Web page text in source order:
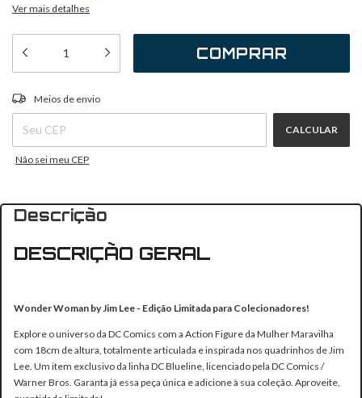
Ver mais detalhes
Entregas para o CEP:
Meios de envio
CALCULAR
Não sei meu CEP
Descrição
DESCRIÇÃO GERAL
Wonder Woman by Jim Lee - Edição Limitada para Colecionadores!
Explore o universo da DC Comics com a Action Figure da Mulher Maravilha
com 18cm de altura, totalmente articulada e inspirada nos quadrinhos de Jim
Lee. Um item exclusivo da linha DC Blueline, licenciado pela DC Comics /
Warner Bros. Garanta já essa peça única e adicione à sua coleção. Aproveite,